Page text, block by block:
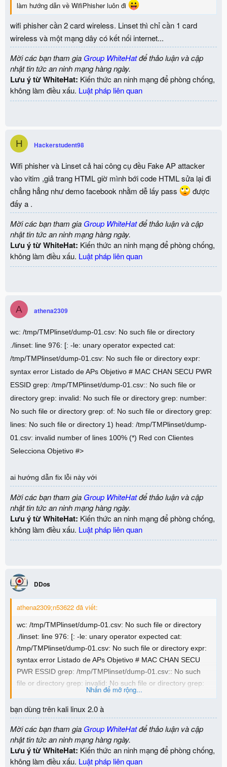
làm hướng dẫn về WifiPhisher luôn đi
wifi phisher cần 2 card wireless. Linset thì chỉ cần 1 card
wireless và một mạng dây có kết nối internet...
Mời các bạn tham gia Group WhiteHatđể thảo luận và cập
nhật tin tức an ninh mạng hàng ngày.
Lưu ý từ WhiteHat: Kiến thức an ninh mạng để phòng chống,
không làm điều xấu. Luật pháp liên quan
H Hackerstudent98
Wifi phisher và Linset cả hai công cụ đều Fake AP attacker
vào vitim ,giả trang HTML giờ mình bới code HTML sửa lại đi
chẳng hẳng như demo facebook nhằm dễ lấy pass
được
đấy a .
Mời các bạn tham gia Group WhiteHatđể thảo luận và cập
nhật tin tức an ninh mạng hàng ngày.
Lưu ý từ WhiteHat: Kiến thức an ninh mạng để phòng chống,
không làm điều xấu. Luật pháp liên quan
A athena2309
wc: /tmp/TMPlinset/dump-01.csv: No such file or directory
./linset: line 976: [: -le: unary operator expected cat:
/tmp/TMPlinset/dump-01.csv: No such file or directory expr:
syntax error Listado de APs Objetivo # MAC CHAN SECU PWR
ESSID grep: /tmp/TMPlinset/dump-01.csv:: No such file or
directory grep: invalid: No such file or directory grep: number:
No such file or directory grep: of: No such file or directory grep:
lines: No such file or directory 1) head: /tmp/TMPlinset/dump-
01.csv: invalid number of lines 100% (*) Red con Clientes
Selecciona Objetivo #>
ai hướng dẫn fix lỗi này với
Mời các bạn tham gia Group WhiteHatđể thảo luận và cập
nhật tin tức an ninh mạng hàng ngày.
Lưu ý từ WhiteHat: Kiến thức an ninh mạng để phòng chống,
không làm điều xấu. Luật pháp liên quan
DDos
athena2309;n53622 đã viết:
wc: /tmp/TMPlinset/dump-01.csv: No such file or directory
./linset: line 976: [: -le: unary operator expected cat:
/tmp/TMPlinset/dump-01.csv: No such file or directory expr:
syntax error Listado de APs Objetivo # MAC CHAN SECU
PWR ESSID grep: /tmp/TMPlinset/dump-01.csv:: No such
file or directory grep: invalid: No such file or directory grep:
number: No such file or directory grep: of: No such file or
directory grep: lines: No such file or directory 1) head:
/tmp/TMPlinset/dump-01.csv: invalid number of lines 100%
(*) Red con Clientes Selecciona Objetivo #>
ai hướng dẫn fix lỗi này với
Nhấn để mở rộng...
bạn dùng trên kali linux 2.0 à
Mời các bạn tham gia Group WhiteHatđể thảo luận và cập
nhật tin tức an ninh mạng hàng ngày.
Lưu ý từ WhiteHat: Kiến thức an ninh mạng để phòng chống,
không làm điều xấu. Luật pháp liên quan